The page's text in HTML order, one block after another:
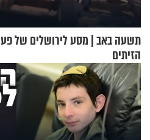
תשעה באב | מסע לירושלים של
הזיתים